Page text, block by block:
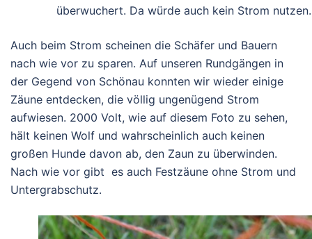
überwuchert. Da würde auch kein Strom nutzen.
Auch beim Strom scheinen die Schäfer und Bauern
nach wie vor zu sparen. Auf unseren Rundgängen in
der Gegend von Schönau konnten wir wieder einige
Zäune entdecken, die völlig ungenügend Strom
aufwiesen. 2000 Volt, wie auf diesem Foto zu sehen,
hält keinen Wolf und wahrscheinlich auch keinen
großen Hunde davon ab, den Zaun zu überwinden.
Nach wie vor gibt es auch Festzäune ohne Strom und
Untergrabschutz.